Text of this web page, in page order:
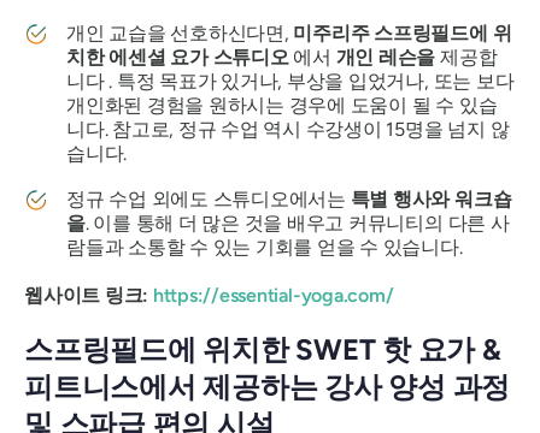
개인 교습을 선호하신다면, 미주리주 스프링필드에 위
치한 에센셜 요가 스튜디오 에서 개인 레슨을 제공합
니다 . 특정 목표가 있거나, 부상을 입었거나, 또는 보다
개인화된 경험을 원하시는 경우에 도움이 될 수 있습
니다. 참고로, 정규 수업 역시 수강생이 15명을 넘지 않
습니다.
정규 수업 외에도 스튜디오에서는 특별 행사와 워크숍
을. 이를 통해 더 많은 것을 배우고 커뮤니티의 다른 사
람들과 소통할 수 있는 기회를 얻을 수 있습니다.
웹사이트 링크: https://essential-yoga.com/
스프링필드에 위치한 SWET 핫 요가 &
피트니스에서 제공하는 강사 양성 과정
및 스파급 편의 시설